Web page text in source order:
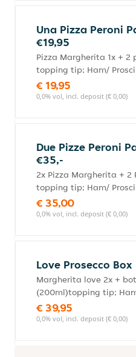
Una Pizza Peroni
€19,95
Pizza Margherita 1x + 2
topping tip; Ham/
€ 19,95
0,0% vol, incl. deposit (€ 0,00)
Due Pizze Peroni
€35,-
2x Pizza Margherita + 2
topping tip; Ham/
€ 35,00
0,0% vol, incl. deposit (€ 0,00)
Love Prosecco Box
Margherita love 2x +
(200ml)topping tip;
€ 39,95
0,0% vol, incl. deposit (€ 0,00)